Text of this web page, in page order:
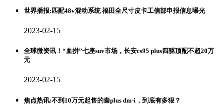
世界播报:匹配48v混动系统 福田全尺寸皮卡工信部申报信息曝光
2023-02-15
全球微资讯！“血拼”七座suv市场，长安cs95 plus四驱顶配不超20万
元
2023-02-15
焦点热讯:不到10万元起售的秦plus dm-i，到底有多狠？